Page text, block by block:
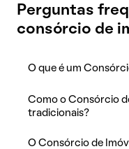
Perguntas
consórcio de
O que é um
Como o Consórcio
tradicionais?
O Consórcio de